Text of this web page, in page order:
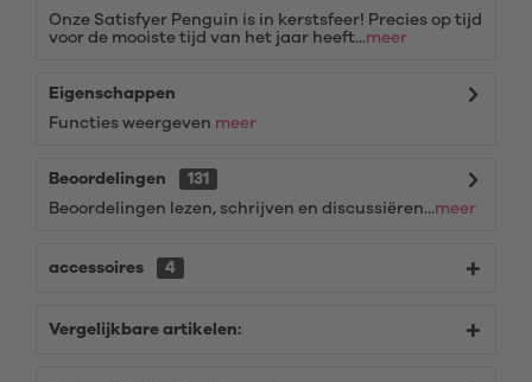
Onze Satisfyer Penguin is in kerstsfeer! Precies op tijd
voor de mooiste tijd van het jaar heeft...meer
Eigenschappen
Functies weergeven meer
Beoordelingen
131
Beoordelingen lezen, schrijven en discussiëren...meer
accessoires 4
Vergelijkbare artikelen: